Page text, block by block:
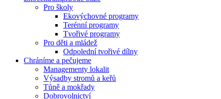
Pro školy
Ekovýchovné programy
Terénní programy
Tvořivé programy
Pro děti a mládež
Odpolední tvořivé dílny
Chráníme a pečujeme
Managementy lokalit
Výsadby stromů a keřů
Tůně a mokřady
Dobrovolnictví